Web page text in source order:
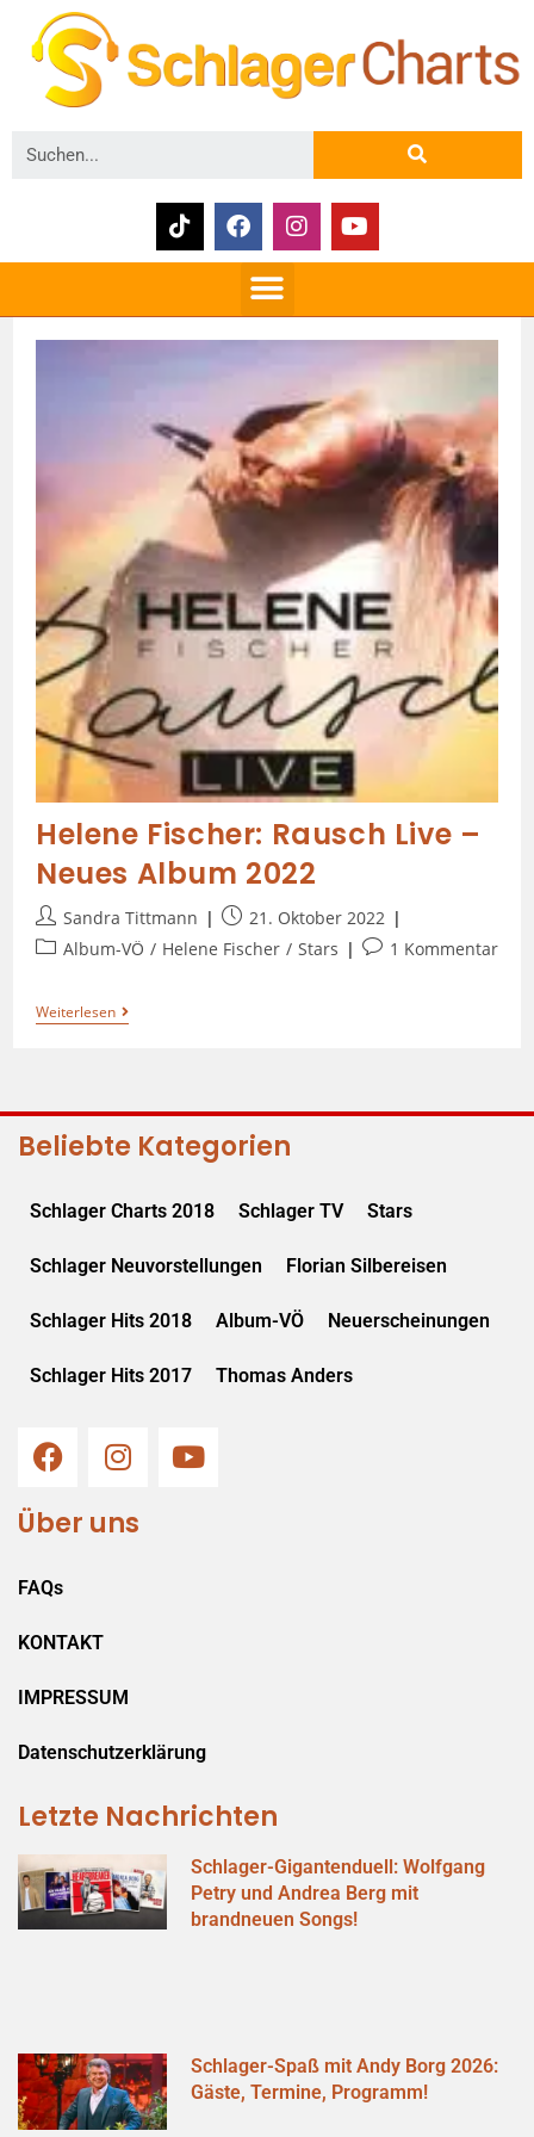
Helene Fischer: Rausch Live –
Neues Album 2022
Sandra Tittmann
21. Oktober 2022
Album-VÖ / Helene Fischer / Stars 1 Kommentar
Weiterlesen
Beliebte Kategorien
Schlager Charts 2018 Schlager TV Stars
Schlager Neuvorstellungen Florian Silbereisen
Schlager Hits 2018 Album-VÖ Neuerscheinungen
Schlager Hits 2017 Thomas Anders
Über uns
FAQs
KONTAKT
IMPRESSUM
Datenschutzerklärung
Letzte Nachrichten
Schlager-Gigantenduell: Wolfgang
Petry und Andrea Berg mit
brandneuen Songs!
Schlager-Spaß mit Andy Borg 2026:
Gäste, Termine, Programm!